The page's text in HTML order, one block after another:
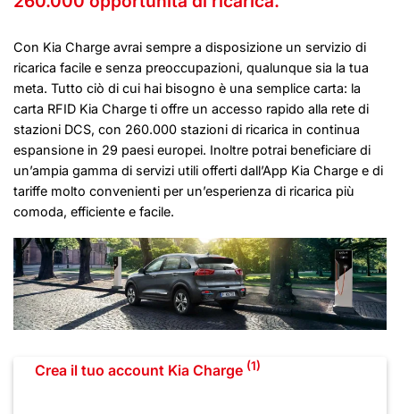
Con Kia Charge avrai sempre a disposizione un servizio di
ricarica facile e senza preoccupazioni, qualunque sia la tua
meta. Tutto ciò di cui hai bisogno è una semplice carta: la
carta RFID Kia Charge ti offre un accesso rapido alla rete di
stazioni DCS, con 260.000 stazioni di ricarica in continua
espansione in 29 paesi europei. Inoltre potrai beneficiare di
un’ampia gamma di servizi utili offerti dall’App Kia Charge e di
tariffe molto convenienti per un’esperienza di ricarica più
comoda, efficiente e facile.
Crea il tuo account Kia Charge (1)